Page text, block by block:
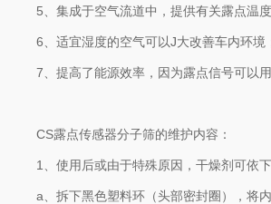
5、集成于空气流道中，提供有关露点温度
6、适宜湿度的空气可以J大改善车内环境
7、提高了能源效率，因为露点信号可以用
CS露点传感器分子筛的维护内容：
1、使用后或由于特殊原因，干燥剂可依下
a、拆下黑色塑料环（头部密封圈），将内